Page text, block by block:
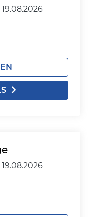
19.08.2026
19.08.2026